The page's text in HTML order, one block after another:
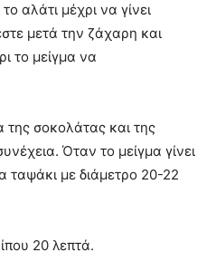
αλάτι μέχρι να γίνει
μετά την ζάχαρη και
το μείγμα να
της σοκολάτας και της
Όταν το μείγμα γίνει
ταψάκι με διάμετρο 20-22
20 λεπτά.